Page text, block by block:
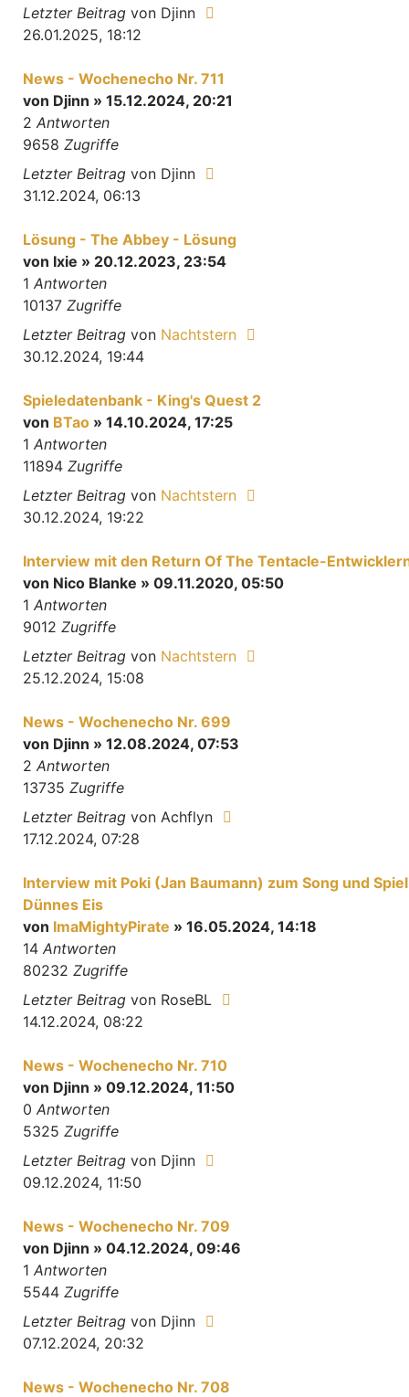
Letzter Beitrag von Djinn
26.01.2025, 18:12
News - Wochenecho Nr. 711
von Djinn » 15.12.2024, 20:21
2 Antworten
9658 Zugriffe
Letzter Beitrag von Djinn
31.12.2024, 06:13
Lösung - The Abbey - Lösung
von Ixie » 20.12.2023, 23:54
1 Antworten
10137 Zugriffe
Letzter Beitrag von Nachtstern
30.12.2024, 19:44
Spieledatenbank - King's Quest 2
von BTao » 14.10.2024, 17:25
1 Antworten
11894 Zugriffe
Letzter Beitrag von Nachtstern
30.12.2024, 19:22
Interview mit den Return Of The Tentacle-
von Nico Blanke » 09.11.2020, 05:50
1 Antworten
9012 Zugriffe
Letzter Beitrag von Nachtstern
25.12.2024, 15:08
News - Wochenecho Nr. 699
von Djinn » 12.08.2024, 07:53
2 Antworten
13735 Zugriffe
Letzter Beitrag von Achflyn
17.12.2024, 07:28
Interview mit Poki (Jan Baumann) zum Song und Spiel
Dünnes Eis
von ImaMightyPirate » 16.05.2024, 14:18
14 Antworten
80232 Zugriffe
Letzter Beitrag von RoseBL
14.12.2024, 08:22
News - Wochenecho Nr. 710
von Djinn » 09.12.2024, 11:50
0 Antworten
5325 Zugriffe
Letzter Beitrag von Djinn
09.12.2024, 11:50
News - Wochenecho Nr. 709
von Djinn » 04.12.2024, 09:46
1 Antworten
5544 Zugriffe
Letzter Beitrag von Djinn
07.12.2024, 20:32
News - Wochenecho Nr. 708